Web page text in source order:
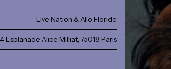
Live Nation & Allo Floride
4 Esplanade Alice Milliat, 75018 Paris